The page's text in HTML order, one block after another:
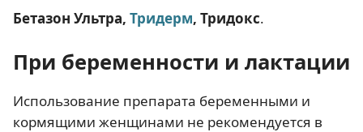
Бетазон Ультра, Тридерм, Тридокс.
При беременности и лактации
Использование препарата беременными и
кормящими женщинами не рекомендуется в